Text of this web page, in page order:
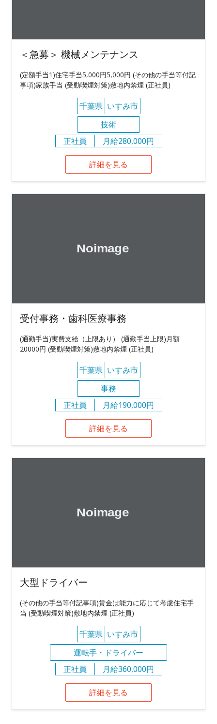
＜急募＞ 機械メンテナンス
(定額手当1)住宅手当5,000円5,000円 (その他の手当等付記
事項)家族手当 (受動喫煙対策)敷地内禁煙 (正社員)
千葉県 いすみ市
技術
正社員
月給280,000円
詳細を見る
受付事務・歯科医療事務
(通勤手当)実費支給（上限あり） (通勤手当上限)月額
20000円 (受動喫煙対策)敷地内禁煙 (正社員)
千葉県 いすみ市
事務
正社員
月給190,000円
詳細を見る
大型ドライバー
(その他の手当等付記事項)賃金は能力に応じて考慮住宅手
当 (受動喫煙対策)敷地内禁煙 (正社員)
千葉県 いすみ市
運転手・ドライバー
正社員
月給360,000円
詳細を見る